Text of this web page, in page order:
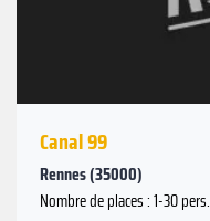
Canal 99
Rennes (35000)
Nombre de places : 1-30 pers.